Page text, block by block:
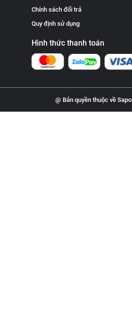
Chính sách đổi trả
Quy định sử dụng
Hình thức thanh toán
@ Bản quyền thuộc về Sapo